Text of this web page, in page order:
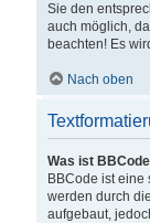
Sie den
auch möglich,
beachten! Es
Nach oben
Was ist
BBCode ist
werden durch
aufgebaut,